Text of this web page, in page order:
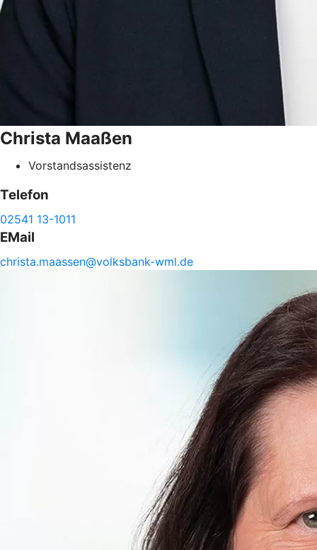
Christa Maaßen
Vorstandsassistenz
Telefon
02541 13-1011
EMail
christa.maassen@volksbank-wml.de